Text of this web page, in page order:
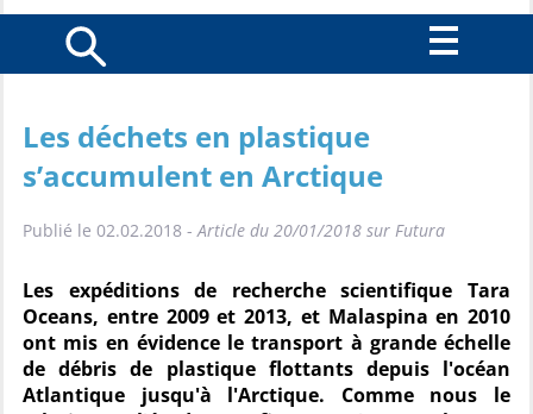
Les déchets en plastique
s’accumulent en Arctique
Publié le 02.02.2018 -Article du 20/01/2018 sur Futura
Les expéditions de recherche scientifique Tara
Oceans, entre 2009 et 2013, et Malaspina en 2010
ont mis en évidence le transport à grande échelle
de débris de plastique flottants depuis l'océan
Atlantique jusqu'à l'Arctique. Comme nous le